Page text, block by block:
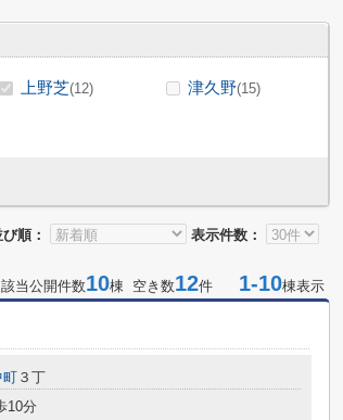
上野芝(12) 津久野(15)
順： 表示件数：
該当公開件数10棟 空き数12件 1-10棟表示
町 ３丁
10分